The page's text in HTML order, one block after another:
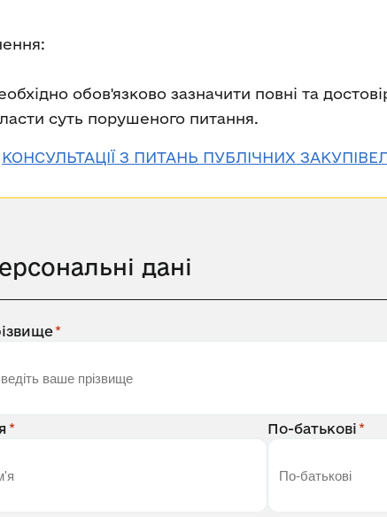
обов'язково зазначити повні та
суть порушеного питання.
КОНСУЛЬТАЦІЇ З ПИТАНЬ ПУБЛІЧНИХ
дані
По-батькові